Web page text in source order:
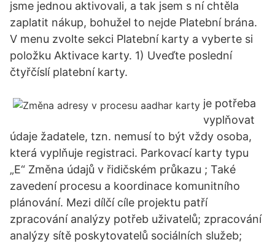
jsme jednou aktivovali, a tak jsem s ní chtěla
zaplatit nákup, bohužel to nejde Platební brána.
V menu zvolte sekci Platební karty a vyberte si
položku Aktivace karty. 1) Uveďte poslední
čtyřčíslí platební karty.
je potřeba
vyplňovat
údaje žadatele, tzn. nemusí to být vždy osoba,
která vyplňuje registraci. Parkovací karty typu
„E“ Změna údajů v řidičském průkazu ; Také
zavedení procesu a koordinace komunitního
plánování. Mezi dílčí cíle projektu patří
zpracování analýzy potřeb uživatelů; zpracování
analýzy sítě poskytovatelů sociálních služeb;